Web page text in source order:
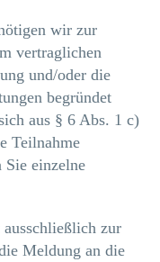
wir zur
vertraglichen
und/oder die
begründet
aus § 6 Abs. 1 c)
Teilnahme
einzelne
zur
Meldung an die